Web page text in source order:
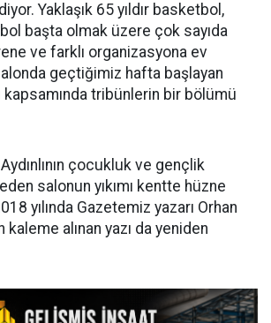
Yaklaşık 65 yıldır basketbol,
başta olmak üzere çok sayıda
ve farklı organizasyona ev
geçtiğimiz hafta başlayan
kapsamında tribünlerin bir bölümü
çocukluk ve gençlik
eden salonun yıkımı kentte hüzne
yılında Gazetemiz yazarı Orhan
kaleme alınan yazı da yeniden